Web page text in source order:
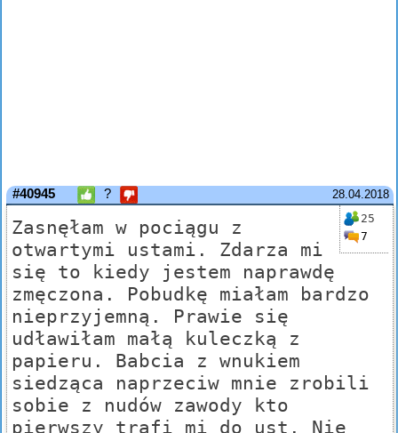
28.04.2018
#40945 ?
25
7
Zasnęłam w pociągu z
otwartymi ustami. Zdarza mi
się to kiedy jestem naprawdę
zmęczona. Pobudkę miałam bardzo
nieprzyjemną. Prawie się
udławiłam małą kuleczką z
papieru. Babcia z wnukiem
siedząca naprzeciw mnie zrobili
sobie z nudów zawody kto
pierwszy trafi mi do ust. Nie